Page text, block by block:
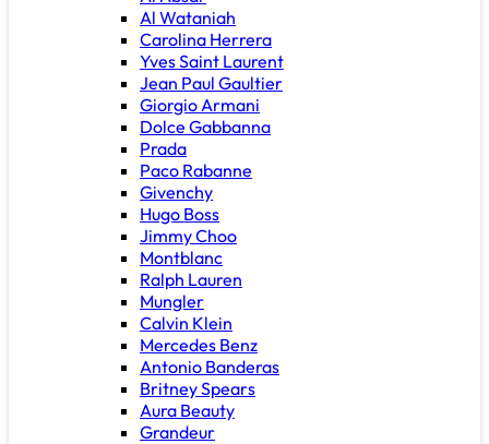
Al Wataniah
Carolina Herrera
Yves Saint Laurent
Jean Paul Gaultier
Giorgio Armani
Dolce Gabbanna
Prada
Paco Rabanne
Givenchy
Hugo Boss
Jimmy Choo
Montblanc
Ralph Lauren
Mungler
Calvin Klein
Mercedes Benz
Antonio Banderas
Britney Spears
Aura Beauty
Grandeur